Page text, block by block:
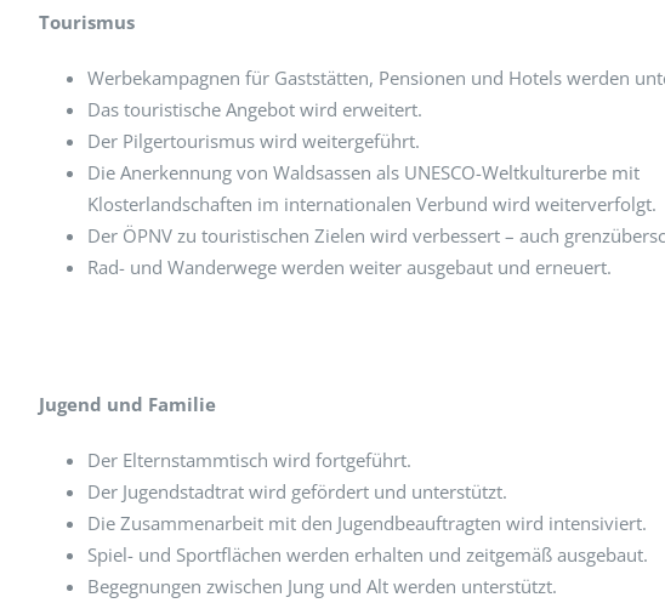
Tourismus
Werbekampagnen für Gaststätten, Pensionen und Hotels werden
Das touristische Angebot wird erweitert.
Der Pilgertourismus wird weitergeführt.
Die Anerkennung von Waldsassen als UNESCO-Weltkulturerbe mit
Klosterlandschaften im internationalen Verbund wird weiterverfolgt.
Der ÖPNV zu touristischen Zielen wird verbessert – auch
Rad- und Wanderwege werden weiter ausgebaut und erneuert.
Jugend und Familie
Der Elternstammtisch wird fortgeführt.
Der Jugendstadtrat wird gefördert und unterstützt.
Die Zusammenarbeit mit den Jugendbeauftragten wird intensiviert.
Spiel- und Sportflächen werden erhalten und zeitgemäß ausgebaut.
Begegnungen zwischen Jung und Alt werden unterstützt.